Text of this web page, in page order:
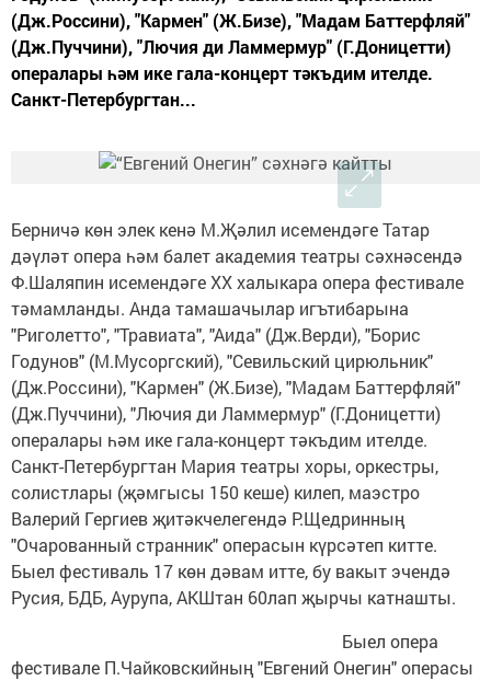
(Дж.Россини), "Кармен" (Ж.Бизе), "Мадам Баттерфляй"
(Дж.Пуччини), "Лючия ди Ламмермур" (Г.Доницетти)
опералары һәм ике гала-концерт тәкъдим ителде.
Санкт-Петербургтан...
Берничә көн элек кенә М.Җәлил исемендәге Татар
дәүләт опера һәм балет академия театры сәхнәсендә
Ф.Шаляпин исемендәге ХХ халыкара опера фестивале
тәмамланды. Анда тамашачылар игътибарына
"Риголетто", "Травиата", "Аида" (Дж.Верди), "Борис
Годунов" (М.Мусоргский), "Севильский цирюльник"
(Дж.Россини), "Кармен" (Ж.Бизе), "Мадам Баттерфляй"
(Дж.Пуччини), "Лючия ди Ламмермур" (Г.Доницетти)
опералары һәм ике гала-концерт тәкъдим ителде.
Санкт-Петербургтан Мария театры хоры, оркестры,
солистлары (җәмгысы 150 кеше) килеп, маэстро
Валерий Гергиев җитәкчелегендә Р.Щедринның
"Очарованный странник" операсын күрсәтеп китте.
Быел фестиваль 17 көн дәвам итте, бу вакыт эчендә
Русия, БДБ, Аурупа, АКШтан 60лап җырчы катнашты.
Быел опера
фестивале П.Чайковскийның "Евгений Онегин" операсы